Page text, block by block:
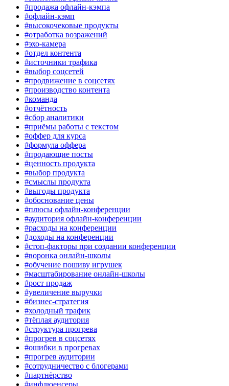
#продажа офлайн-кэмпа
#офлайн-кэмп
#высокочековые продукты
#отработка возражений
#эхо-камера
#отдел контента
#источники трафика
#выбор соцсетей
#продвижение в соцсетях
#производство контента
#команда
#отчётность
#сбор аналитики
#приёмы работы с текстом
#оффер для курса
#формула оффера
#продающие посты
#ценность продукта
#выбор продукта
#смыслы продукта
#выгоды продукта
#обоснование цены
#плюсы офлайн-конференции
#аудитория офлайн-конференции
#расходы на конференции
#доходы на конференции
#стоп-факторы при создании конференции
#воронка онлайн-школы
#обучение пошиву игрушек
#масштабирование онлайн-школы
#рост продаж
#увеличение выручки
#бизнес-стратегия
#холодный трафик
#тёплая аудитория
#структура прогрева
#прогрев в соцсетях
#ошибки в прогревах
#прогрев аудитории
#сотрудничество с блогерами
#партнёрство
#инфлюенсеры